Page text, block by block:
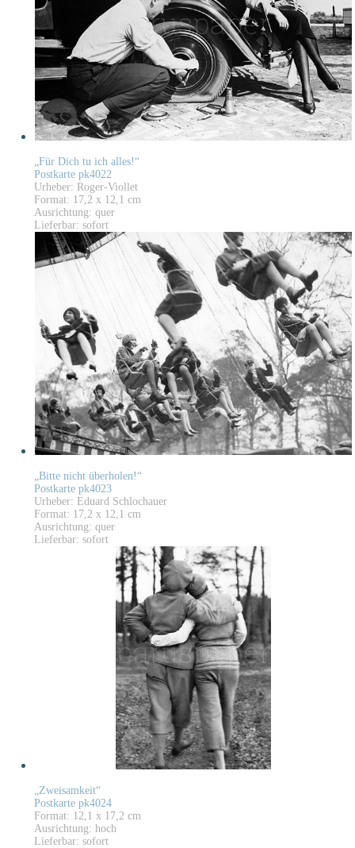
„Für Dich tu ich alles!“
Postkarte pk4022
Urheber: Roger-Viollet
Format: 17,2 x 12,1 cm
Ausrichtung: quer
Lieferbar: sofort
„Bitte nicht überholen!“
Postkarte pk4023
Urheber: Eduard Schlochauer
Format: 17,2 x 12,1 cm
Ausrichtung: quer
Lieferbar: sofort
„Zweisamkeit“
Postkarte pk4024
Format: 12,1 x 17,2 cm
Ausrichtung: hoch
Lieferbar: sofort